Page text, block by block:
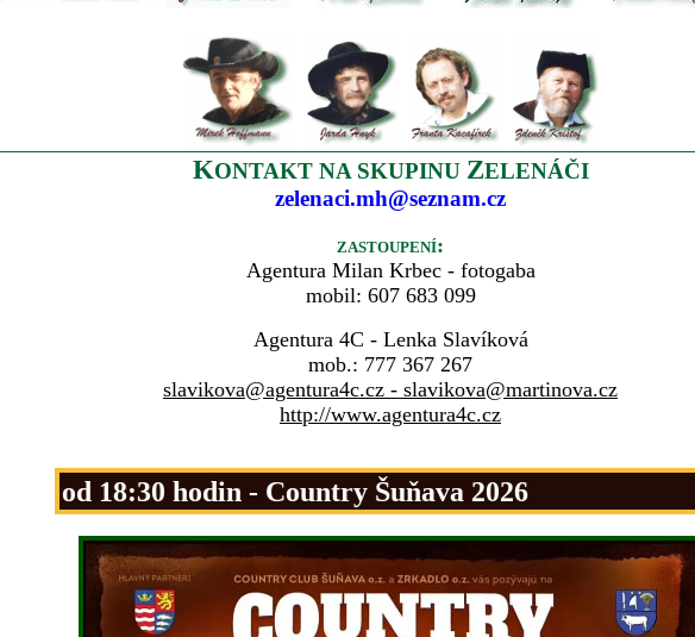
KONTAKT NA SKUPINU ZELENÁČI
zelenaci.mh@seznam.cz
zastoupení:
Agentura Milan Krbec - fotogaba
mobil: 607 683 099
Agentura 4C - Lenka Slavíková
mob.: 777 367 267
slavikova@agentura4c.cz - slavikova@martinova.cz
http://www.agentura4c.cz
- od 18:30 hodin - Country Šuňava 2026